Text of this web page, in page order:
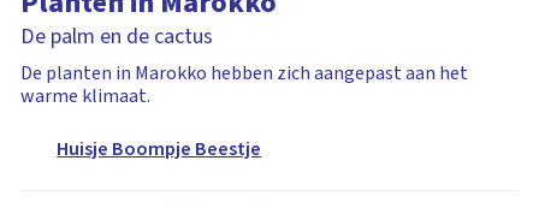
De palm en de cactus
De planten in Marokko hebben zich aangepast aan het
warme klimaat.
Huisje Boompje Beestje